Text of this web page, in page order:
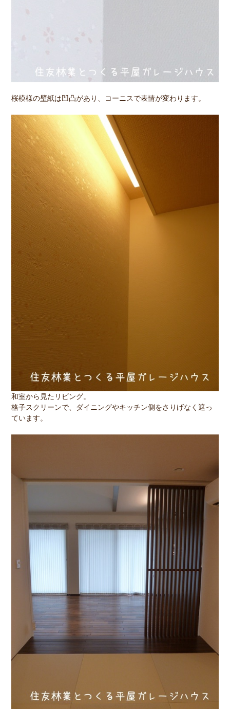
桜模様の壁紙は凹凸があり、コーニスで表情が変わります。
和室から見たリビング。
格子スクリーンで、ダイニングやキッチン側をさりげなく遮っ
ています。